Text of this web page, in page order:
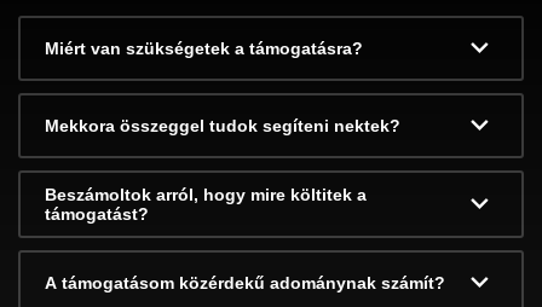
Miért van szükségetek a támogatásra?
Mekkora összeggel tudok segíteni nektek?
Beszámoltok arról, hogy mire költitek a
támogatást?
A támogatásom közérdekű adománynak számít?